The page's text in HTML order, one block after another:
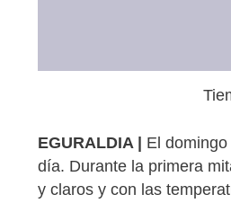
EGURALDIA |
El
día. Durante la primera
y claros y con las